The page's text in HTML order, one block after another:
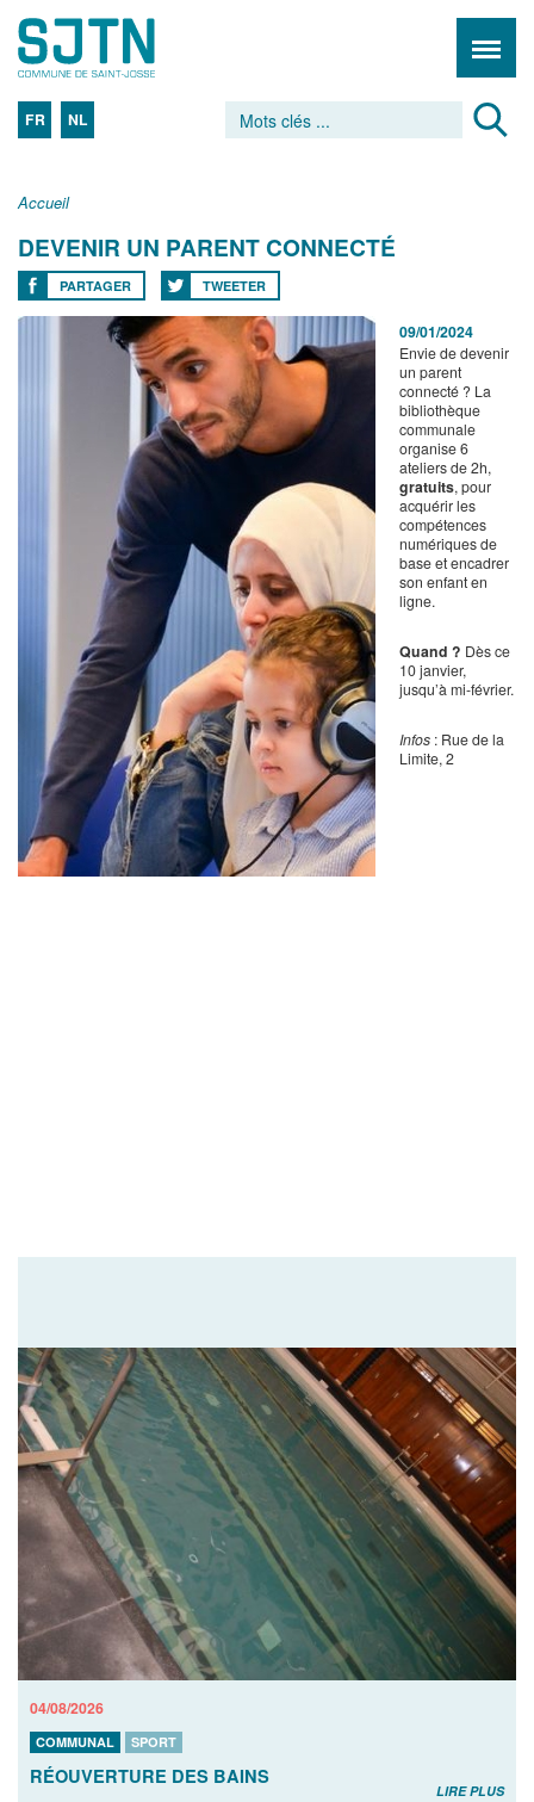
FR NL
Accueil
DEVENIR UN PARENT CONNECTÉ
PARTAGER TWEETER
09/01/2024
Envie de devenir
un parent
connecté ? La
bibliothèque
communale
organise 6
ateliers de 2h,
gratuits, pour
acquérir les
compétences
numériques de
base et encadrer
son enfant en
ligne.
Quand ? Dès ce
10 janvier,
jusqu’à mi-février.
Infos : Rue de la
Limite, 2
04/08/2026
COMMUNAL SPORT
RÉOUVERTURE DES BAINS
LIRE PLUS